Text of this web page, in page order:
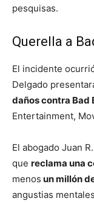
pesquisas.
Querella a
El incidente
Delgado
daños contra Bad
Entertainment,
El abogado Juan
que reclama una
menos un millón
angustias